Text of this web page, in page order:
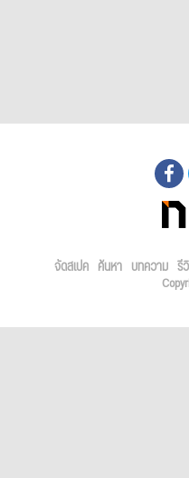
จัดสเปค ค้นหา บทความ รี